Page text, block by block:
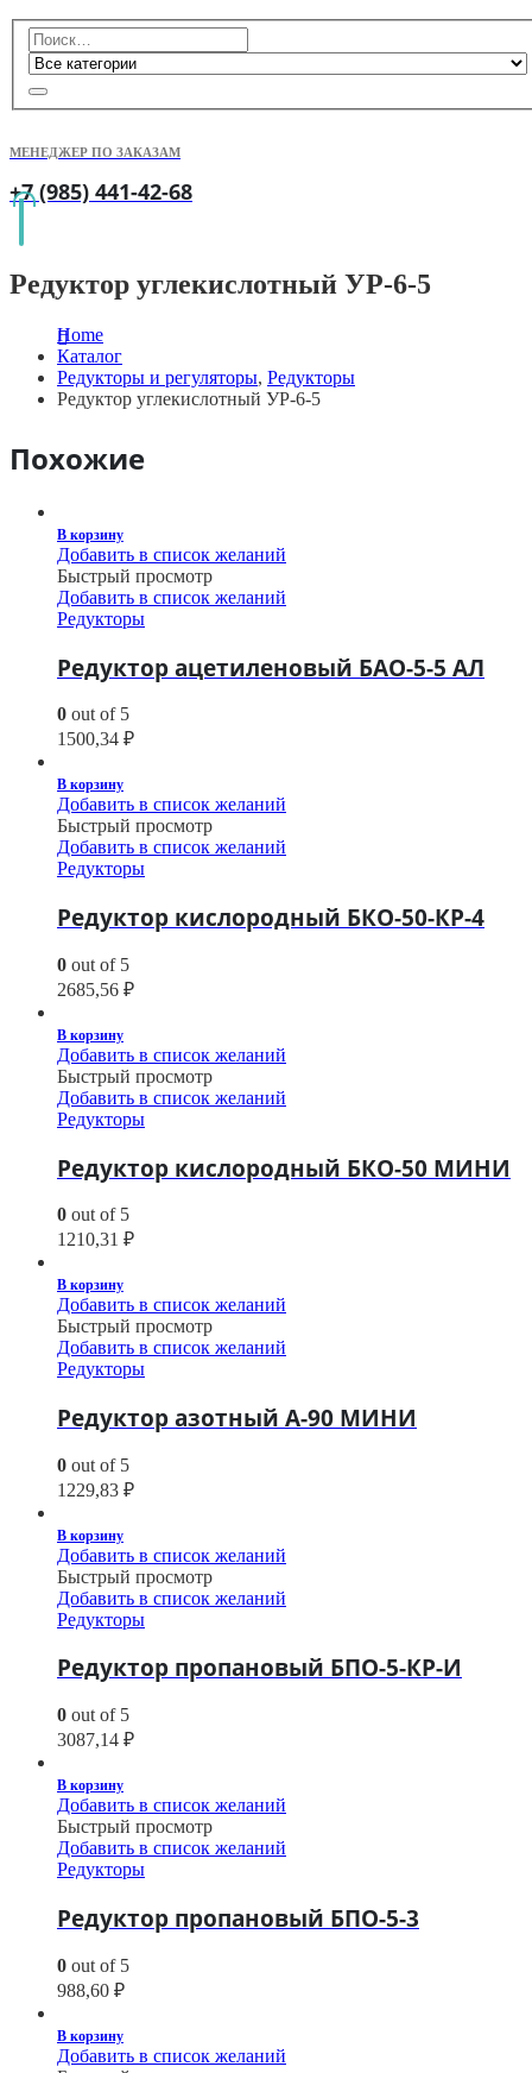
МЕНЕДЖЕР ПО ЗАКАЗАМ
+7 (985) 441-42-68
Редуктор углекислотный УР-6-5
Home
Каталог
Редукторы и регуляторы, Редукторы
Редуктор углекислотный УР-6-5
Похожие
В корзину
Добавить в список желаний
Быстрый просмотр
Добавить в список желаний
Редукторы
Редуктор ацетиленовый БАО-5-5 АЛ
0 out of 5
1500,34 ₽
В корзину
Добавить в список желаний
Быстрый просмотр
Добавить в список желаний
Редукторы
Редуктор кислородный БКО-50-КР-4
0 out of 5
2685,56 ₽
В корзину
Добавить в список желаний
Быстрый просмотр
Добавить в список желаний
Редукторы
Редуктор кислородный БКО-50 МИНИ
0 out of 5
1210,31 ₽
В корзину
Добавить в список желаний
Быстрый просмотр
Добавить в список желаний
Редукторы
Редуктор азотный А-90 МИНИ
0 out of 5
1229,83 ₽
В корзину
Добавить в список желаний
Быстрый просмотр
Добавить в список желаний
Редукторы
Редуктор пропановый БПО-5-КР-И
0 out of 5
3087,14 ₽
В корзину
Добавить в список желаний
Быстрый просмотр
Добавить в список желаний
Редукторы
Редуктор пропановый БПО-5-3
0 out of 5
988,60 ₽
В корзину
Добавить в список желаний